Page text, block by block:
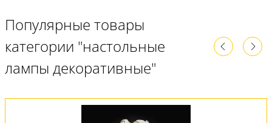
Популярные товары
категории "настольные
лампы декоративные"